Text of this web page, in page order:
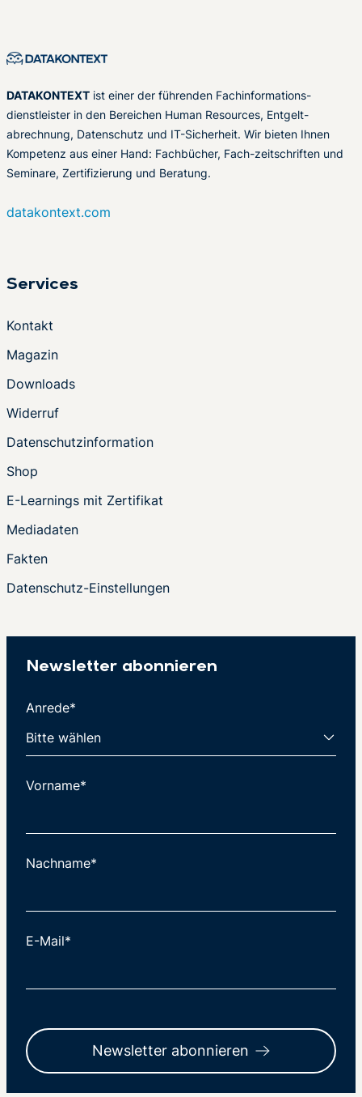
DATAKONTEXT ist einer der führenden Fachinformations-
dienstleister in den Bereichen Human Resources, Entgelt-
abrechnung, Datenschutz und IT-Sicherheit. Wir bieten Ihnen
Kompetenz aus einer Hand: Fachbücher, Fach-zeitschriften und
Seminare, Zertifizierung und Beratung.
datakontext.com
Services
Kontakt
Magazin
Downloads
Widerruf
Datenschutzinformation
Shop
E-Learnings mit Zertifikat
Mediadaten
Fakten
Datenschutz-Einstellungen
Newsletter abonnieren
Anrede*
Vorname*
Nachname*
E-Mail*
Newsletter abonnieren